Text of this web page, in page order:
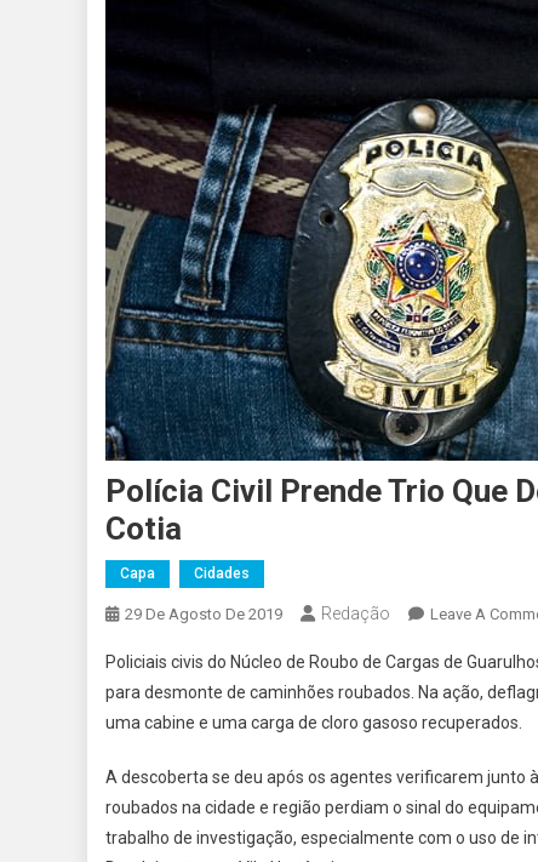
Polícia Civil Prende Trio Que
Cotia
Capa Cidades
29 De Agosto De 2019 Redação Leave A
Policiais civis do Núcleo de Roubo de Cargas de
para desmonte de caminhões roubados. Na ação,
uma cabine e uma carga de cloro gasoso recuperados.
A descoberta se deu após os agentes verificarem junto
roubados na cidade e região perdiam o sinal do
trabalho de investigação, especialmente com o uso de